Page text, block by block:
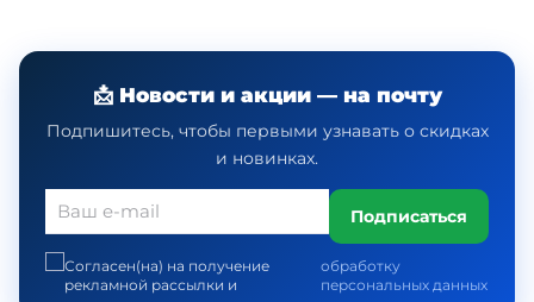
📩 Новости и акции — на почту
Подпишитесь, чтобы первыми узнавать о скидках
и новинках.
Подписаться
Согласен(на) на получение
рекламной рассылки и
обработку
персональных данных